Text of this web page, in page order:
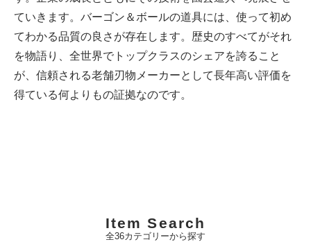
ていきます。バーゴン＆ボールの道具には、使って初め
てわかる品質の良さが存在します。歴史のすべてがそれ
を物語り、全世界でトップクラスのシェアを誇ること
が、信頼される老舗刃物メーカーとして長年高い評価を
得ている何よりもの証拠なのです。
Item Search
全36カテゴリーから探す